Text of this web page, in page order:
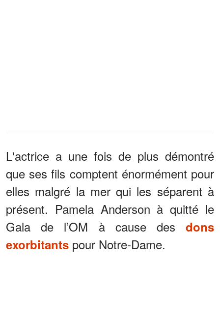
L'actrice a une fois de plus démontré
que ses fils comptent énormément pour
elles malgré la mer qui les séparent à
présent. Pamela Anderson à quitté le
Gala de l’OM à cause des dons
exorbitants pour Notre-Dame.